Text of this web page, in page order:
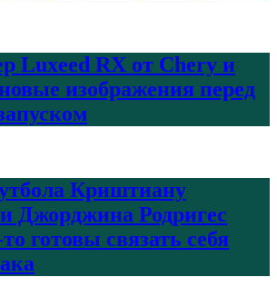
Luxeed RX от Chery и
изображения перед
Криштиану
Джорджина Родригес
готовы связать себя